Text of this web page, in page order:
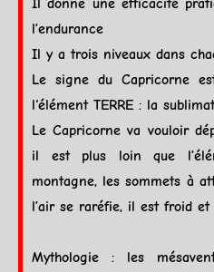
Il donne une efficacité
l’endurance
Il y a trois niveaux dans
Le signe du Capricorneest
l‘élément TERRE : la
LeCapricorne va vouloir
il est plus loin que
montagne, les sommets à
l’airse raréfie, il est froid et
Mythologie : les